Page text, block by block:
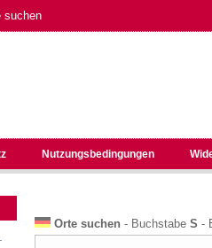
suchen
Nutzungsbedingungen
Orte suchen - Buchstabe S -